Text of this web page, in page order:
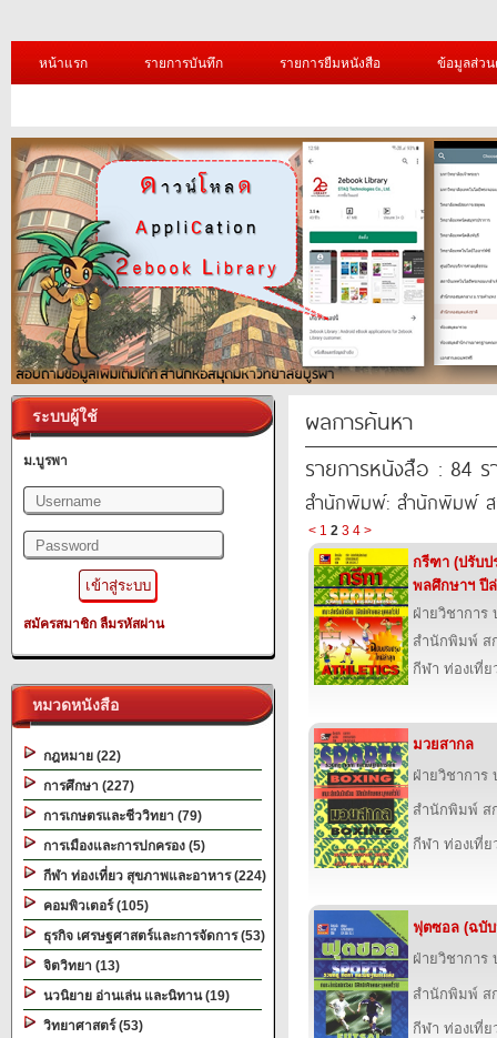
หน้าแรก รายการบันทึก รายการยืมหนังสือ ข้อมูลส่ว
ระบบผู้ใช้
ม.บูรพา
สมัครสมาชิก ลืมรหัสผ่าน
หมวดหนังสือ
กฎหมาย (22)
การศึกษา (227)
การเกษตรและชีววิทยา (79)
การเมืองและการปกครอง (5)
กีฬา ท่องเที่ยว สุขภาพและอาหาร (224)
คอมพิวเตอร์ (105)
ธุรกิจ เศรษฐศาสตร์และการจัดการ (53)
จิตวิทยา (13)
นวนิยาย อ่านเล่น และนิทาน (19)
วิทยาศาสตร์ (53)
ผลการค้นหา
รายการหนังสือ : 84 ร
สำนักพิมพ์: สำนักพิมพ์ ส
< 1 2 3 4 >
กรีฑา (ปรับป
พลศึกษาฯ ปี
ฝ่ายวิชาการ
สำนักพิมพ์ ส
กีฬา ท่องเที่
มวยสากล
ฝ่ายวิชาการ
สำนักพิมพ์ ส
กีฬา ท่องเที่
ฟุตซอล (ฉบับ
ฝ่ายวิชาการ
สำนักพิมพ์ ส
กีฬา ท่องเที่